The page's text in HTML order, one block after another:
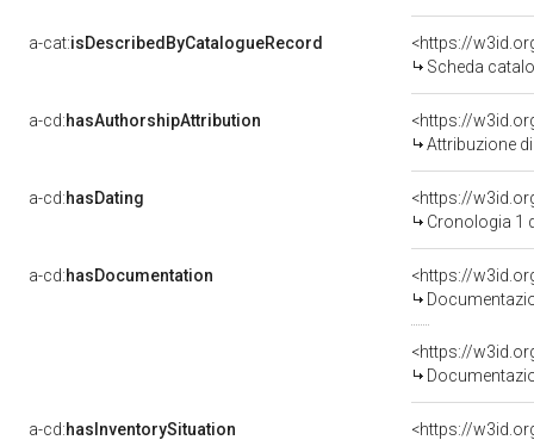
a-cat:isDescribedByCatalogueRecord
<https://
Scheda
a-cd:hasAuthorshipAttribution
Attribuzione
a-cd:hasDating
<https://
Cronologia 1
a-cd:hasDocumentation
a-cd:hasInventorySituation
<https://